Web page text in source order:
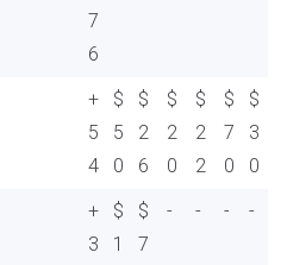
7
6
+
5
4
$
5
0
$
2
6
$
2
0
$
2
2
$
7
0
$
3
0
+
3
$
1
$
7
- - - -